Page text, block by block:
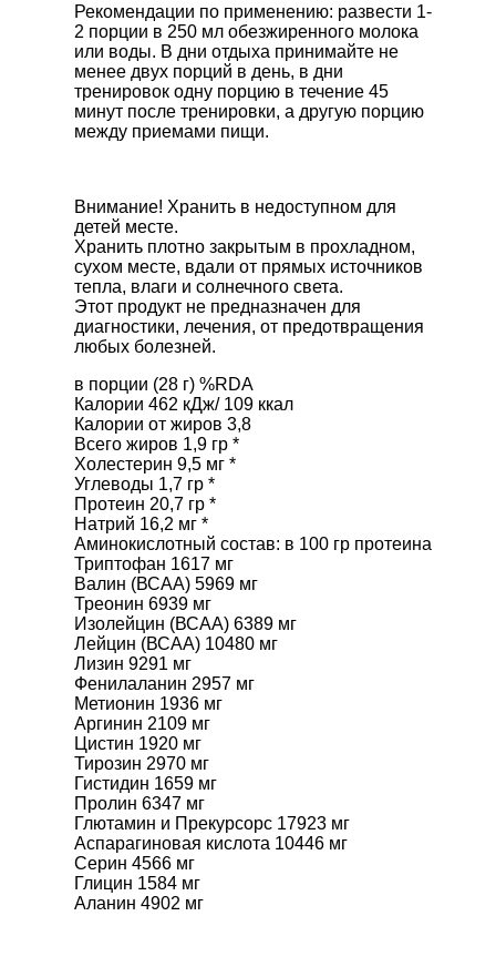
Рекомендации по применению: развести 1-
2 порции в 250 мл обезжиренного молока
или воды. В дни отдыха принимайте не
менее двух порций в день, в дни
тренировок одну порцию в течение 45
минут после тренировки, а другую порцию
между приемами пищи.
Внимание! Хранить в недоступном для
детей месте.
Хранить плотно закрытым в прохладном,
сухом месте, вдали от прямых источников
тепла, влаги и солнечного света.
Этот продукт не предназначен для
диагностики, лечения, от предотвращения
любых болезней.
в порции (28 г) %RDA
Калории 462 кДж/ 109 ккал
Калории от жиров 3,8
Всего жиров 1,9 гр *
Холестерин 9,5 мг *
Углеводы 1,7 гр *
Протеин 20,7 гр *
Натрий 16,2 мг *
Аминокислотный состав: в 100 гр протеина
Триптофан 1617 мг
Валин (ВСАА) 5969 мг
Треонин 6939 мг
Изолейцин (ВСАА) 6389 мг
Лейцин (ВСАА) 10480 мг
Лизин 9291 мг
Фенилаланин 2957 мг
Метионин 1936 мг
Аргинин 2109 мг
Цистин 1920 мг
Тирозин 2970 мг
Гистидин 1659 мг
Пролин 6347 мг
Глютамин и Прекурсорс 17923 мг
Аспарагиновая кислота 10446 мг
Серин 4566 мг
Глицин 1584 мг
Аланин 4902 мг